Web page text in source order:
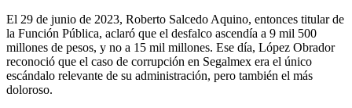
El 29 de junio de 2023, Roberto Salcedo Aquino, entonces titular de
la Función Pública, aclaró que el desfalco ascendía a 9 mil 500
millones de pesos, y no a 15 mil millones. Ese día, López Obrador
reconoció que el caso de corrupción en Segalmex era el único
escándalo relevante de su administración, pero también el más
doloroso.